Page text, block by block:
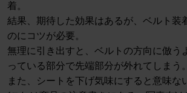
着。
結果、期待した効果はあるが、ベルト装
のにコツが必要。
無理に引き出すと、ベルトの方向に倣う
っている部分で先端部分が外れてしまう。
また、シートを下げ気味にすると意味な